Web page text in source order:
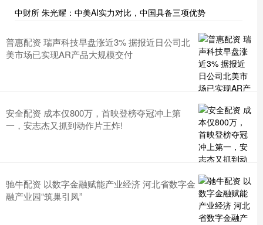
中财所 朱光耀：中美AI实力对比，中国具备三项优势
普惠配资 瑞声科技早盘涨近3% 据报近日公司北
美市场已实现AR产品大规模交付
安全配资 成本仅800万，首映登榜夺冠冲上第
一，安志杰又抓到动作片王炸!
驰牛配资 以数字金融赋能产业经济 河北省数字金
融产业园“筑巢引凤”